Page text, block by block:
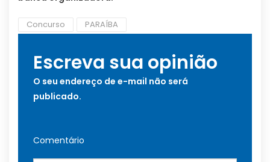
Concurso PARAÍBA
Escreva sua opinião
O seu endereço de e-mail não será
publicado.
Comentário